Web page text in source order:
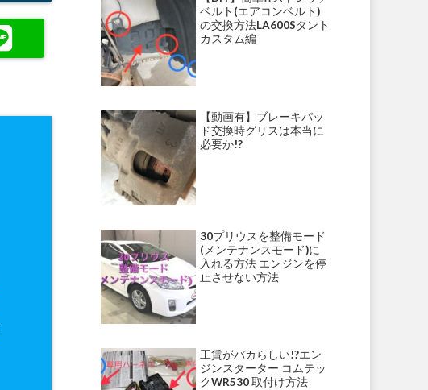
ベルト(エアコンベルト)
の交換方法LA600Sタント
カスタム編
【動画有】ブレーキパッ
ド交換時グリスは本当に
必要か!?
30プリウスを整備モード
(メンテナンスモード)に
入れる方法 エンジンを停
止させない方法
工賃がバカらしい!?エン
ジンスターター コムテッ
クWR530 取付け方法